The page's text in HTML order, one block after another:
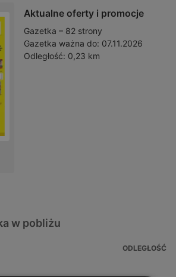
Aktualne oferty i promocje
Gazetka – 82 strony
Gazetka ważna do: 07.11.2026
Odległość: 0,23 km
w pobliżu
ODLEGŁOŚĆ